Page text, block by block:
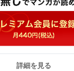
詳細を見る